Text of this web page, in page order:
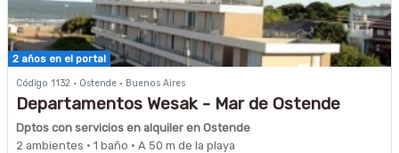
2 años en el portal
Código 1132 · Ostende · Buenos Aires
Departamentos Wesak - Mar de Ostende
Dptos con servicios en alquiler en Ostende
2 ambientes · 1 baño · A 50 m de la playa